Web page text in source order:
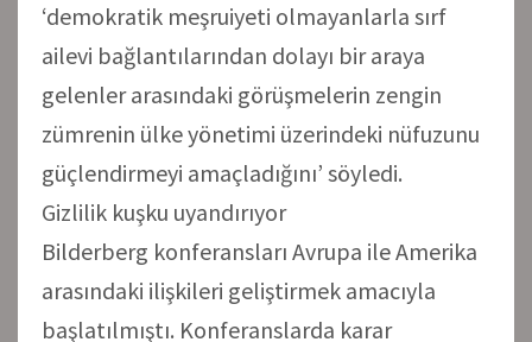
‘demokratik meşruiyeti olmayanlarla sırf
ailevi bağlantılarından dolayı bir araya
gelenler arasındaki görüşmelerin zengin
zümrenin ülke yönetimi üzerindeki nüfuzunu
güçlendirmeyi amaçladığını’ söyledi.
Gizlilik kuşku uyandırıyor
Bilderberg konferansları Avrupa ile Amerika
arasındaki ilişkileri geliştirmek amacıyla
başlatılmıştı. Konferanslarda karar